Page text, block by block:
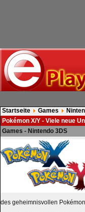
Startseite Games
Pokémon X/Y - Viele neue
Games - Nintendo 3DS
des geheimnisvollen